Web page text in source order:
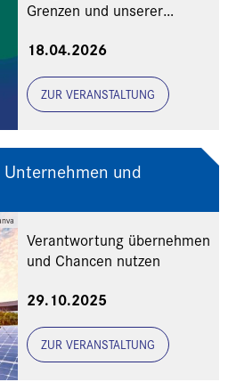
Grenzen und unserer
18.04.2026
ZUR VERANSTALTUNG
und
Verantwortung übernehmen
und Chancen nutzen
29.10.2025
ZUR VERANSTALTUNG